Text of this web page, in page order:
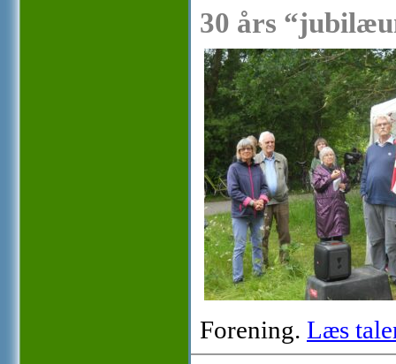
30 års
Forening. Læs